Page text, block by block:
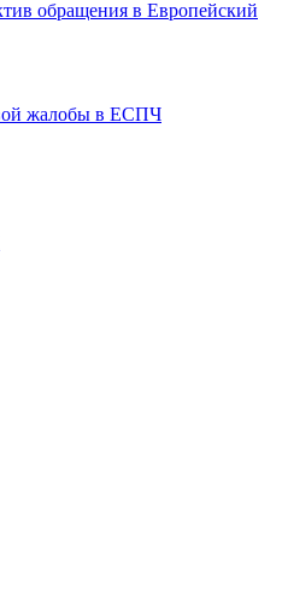
обращения в Европейский
жалобы в ЕСПЧ